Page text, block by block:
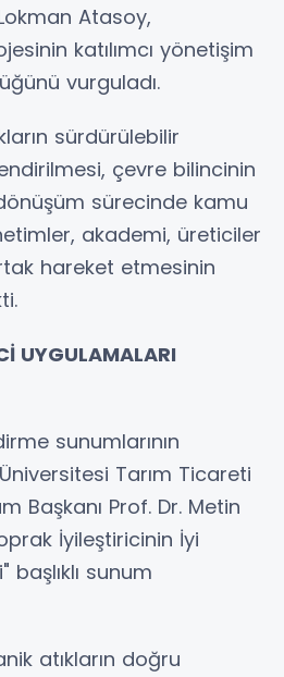
Atasoy,
katılımcı yönetişim
vurguladı.
sürdürülebilir
çevre bilincinin
sürecinde kamu
akademi, üreticiler
hareket etmesinin
UYGULAMALARI
sunumlarının
Tarım Ticareti
Başkanı Prof. Dr. Metin
İyileştiricinin İyi
başlıklı sunum
atıkların doğru